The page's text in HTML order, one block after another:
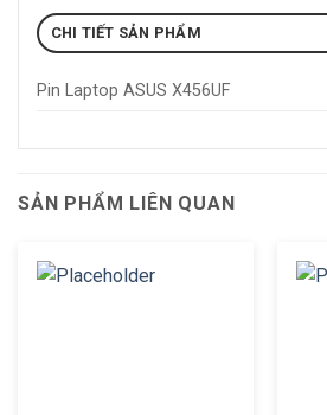
CHI TIẾT SẢN PHẨM
Pin Laptop ASUS X456UF
SẢN PHẨM LIÊN QUAN